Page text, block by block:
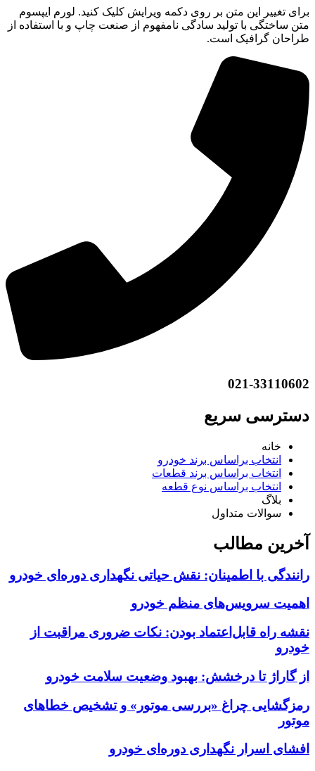
برای تغییر این متن بر روی دکمه ویرایش کلیک کنید. لورم ایپسوم
متن ساختگی با تولید سادگی نامفهوم از صنعت چاپ و با استفاده از
طراحان گرافیک است.
021-33110602
دسترسی سریع
خانه
انتخاب براساس برند خودرو
انتخاب براساس برند قطعات
انتخاب براساس نوع قطعه
بلاگ
سوالات متداول
آخرین مطالب
رانندگی با اطمینان: نقش حیاتی نگهداری دوره‌ای خودرو
اهمیت سرویس‌های منظم خودرو
نقشه راه قابل‌اعتماد بودن: نکات ضروری مراقبت از
خودرو
از گاراژ تا درخشش: بهبود وضعیت سلامت خودرو
رمزگشایی چراغ «بررسی موتور» و تشخیص خطاهای
موتور
افشای اسرار نگهداری دوره‌ای خودرو